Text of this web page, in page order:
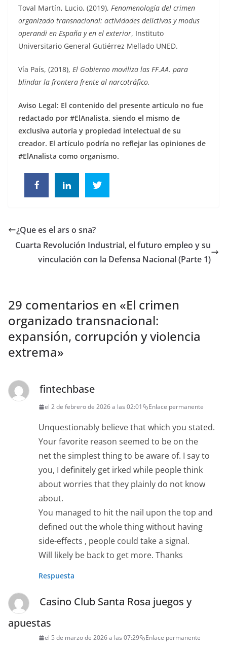
Toval Martín, Lucio, (2019), Fenomenología del crimen
organizado transnacional: actividades delictivas y modus
operandi en España y en el exterior, Instituto
Universitario General Gutiérrez Mellado UNED.
Vía País, (2018), El Gobierno moviliza las FF.AA. para
blindar la frontera frente al narcotráfico.
Aviso Legal: El contenido del presente articulo no fue
redactado por #ElAnalista, siendo el mismo de
exclusiva autoría y propiedad intelectual de su
creador. El artículo podría no reflejar las opiniones de
#ElAnalista como organismo.
¿Que es el ars o sna?
Cuarta Revolución Industrial, el futuro empleo y su
vinculación con la Defensa Nacional (Parte 1)
29 comentarios en «El crimen
organizado transnacional:
expansión, corrupción y violencia
extrema»
fintechbase
el 2 de febrero de 2026 a las 02:01 Enlace permanente
Unquestionably believe that which you stated.
Your favorite reason seemed to be on the
net the simplest thing to be aware of. I say to
you, I definitely get irked while people think
about worries that they plainly do not know
about.
You managed to hit the nail upon the top and
defined out the whole thing without having
side-effects , people could take a signal.
Will likely be back to get more. Thanks
Respuesta
Casino Club Santa Rosa juegos y
apuestas
el 5 de marzo de 2026 a las 07:29 Enlace permanente